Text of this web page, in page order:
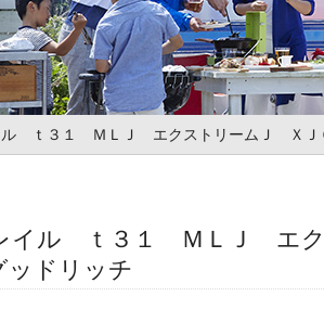
ル ｔ３１ ＭＬＪ エクストリームＪ ＸＪ
イル ｔ３１ ＭＬＪ エ
ドリッチ